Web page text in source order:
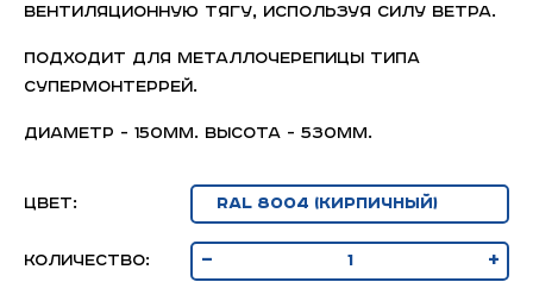
вентиляционную тягу, используя силу ветра.
Подходит для металлочерепицы типа
Супермонтеррей.
Диаметр - 150мм. Высота - 530мм.
Цвет:
Количество: - +